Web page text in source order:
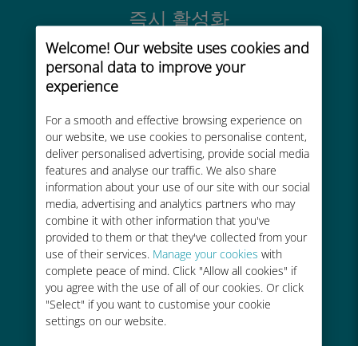
Welcome! Our website uses cookies and
personal data to improve your
experience
For a smooth and effective browsing experience on
our website, we use cookies to personalise content,
deliver personalised advertising, provide social media
features and analyse our traffic. We also share
information about your use of our site with our social
media, advertising and analytics partners who may
combine it with other information that you've
provided to them or that they've collected from your
use of their services. Manage your cookies with
complete peace of mind. Click "Allow all cookies" if
you agree with the use of all of our cookies. Or click
"Select" if you want to customise your cookie
settings on our website.
즉시 활성화
몇 분 안에 이메일을 통해 QR 코드를
받아 스캔하세요.
글로벌
200개 이상의 목적지에서 전 세계 고
품질 셀룰러 연결 제공
비용 효율적